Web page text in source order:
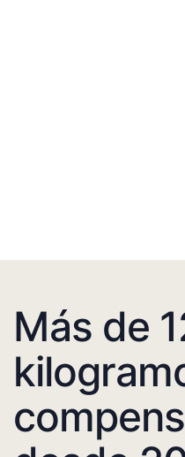
Más de